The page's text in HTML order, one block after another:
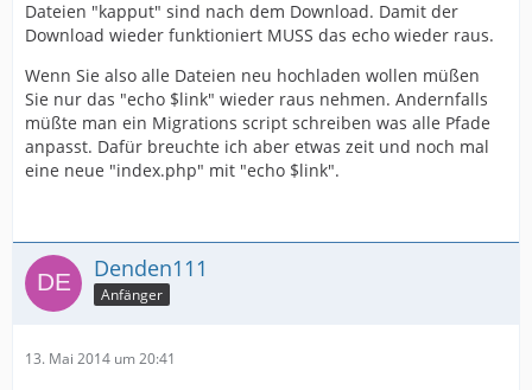
Dateien "kapput" sind nach dem Download. Damit der
Download wieder funktioniert MUSS das echo wieder raus.
Wenn Sie also alle Dateien neu hochladen wollen müßen
Sie nur das "echo $link" wieder raus nehmen. Andernfalls
müßte man ein Migrations script schreiben was alle Pfade
anpasst. Dafür breuchte ich aber etwas zeit und noch mal
eine neue "index.php" mit "echo $link".
Denden111
Anfänger
13. Mai 2014 um 20:41